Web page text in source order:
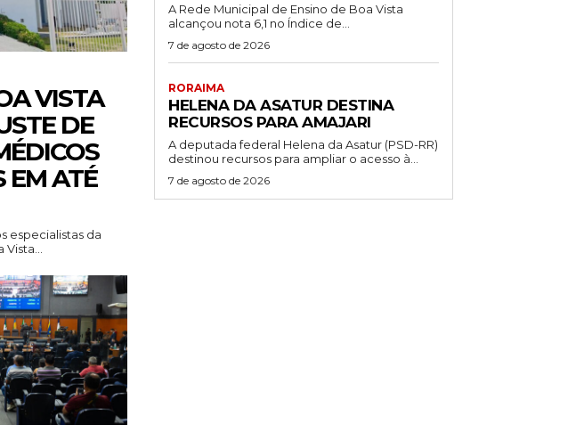
VISTA
DE
EM ATÉ
especialistas da
A Rede Municipal de Ensino de Boa Vista
alcançou nota 6,1 no Índice de...
7 de agosto de 2026
RORAIMA
HELENA DA ASATUR DESTINA
RECURSOS PARA AMAJARI
A deputada federal Helena da Asatur (PSD-RR)
destinou recursos para ampliar o acesso à...
7 de agosto de 2026